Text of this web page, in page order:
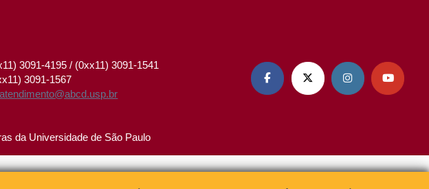
3091-4195 / (0xx11) 3091-1541
3091-1567
atendimento@abcd.usp.br
   
da Universidade de São Paulo